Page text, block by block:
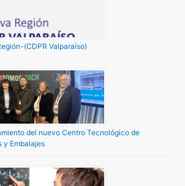
(CDPR Valparaíso)
del nuevo Centro Tecnológico de
y Embalajes